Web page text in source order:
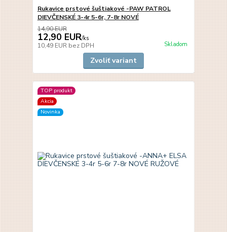
Rukavice prstové šuštiakové -PAW PATROL
DIEVČENSKÉ 3-4r 5-6r, 7-8r NOVÉ
14,90 EUR
12,90 EUR/ks
10,49 EUR bez DPH Skladom
Zvoliť variant
TOP produkt
Akcia
Novinka